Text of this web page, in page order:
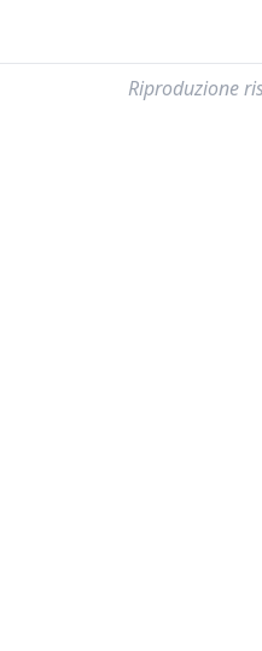
Riproduzione